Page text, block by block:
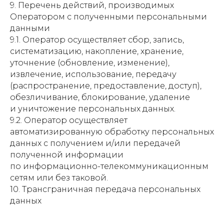
9. Перечень действий, производимых
Оператором с полученными персональными
данными
9.1. Оператор осуществляет сбор, запись,
систематизацию, накопление, хранение,
уточнение (обновление, изменение),
извлечение, использование, передачу
(распространение, предоставление, доступ),
обезличивание, блокирование, удаление
и уничтожение персональных данных.
9.2. Оператор осуществляет
автоматизированную обработку персональных
данных с получением и/или передачей
полученной информации
по информационно-телекоммуникационным
сетям или без таковой.
10. Трансграничная передача персональных
данных